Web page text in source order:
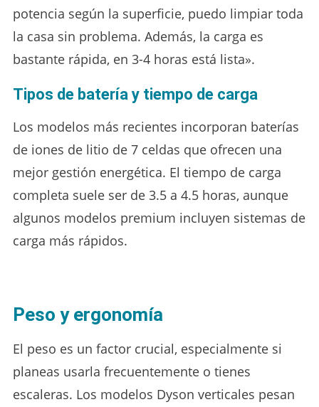
potencia según la superficie, puedo limpiar toda
la casa sin problema. Además, la carga es
bastante rápida, en 3-4 horas está lista».
Tipos de batería y tiempo de carga
Los modelos más recientes incorporan baterías
de iones de litio de 7 celdas que ofrecen una
mejor gestión energética. El tiempo de carga
completa suele ser de 3.5 a 4.5 horas, aunque
algunos modelos premium incluyen sistemas de
carga más rápidos.
Peso y ergonomía
El peso es un factor crucial, especialmente si
planeas usarla frecuentemente o tienes
escaleras. Los modelos Dyson verticales pesan